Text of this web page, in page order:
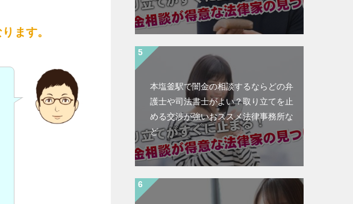
ます。
本塩釜駅で闇金の相談するならどの弁
護士や司法書士がよい？取り立てを止
める交渉が強いおススメ法律事務所な
ど